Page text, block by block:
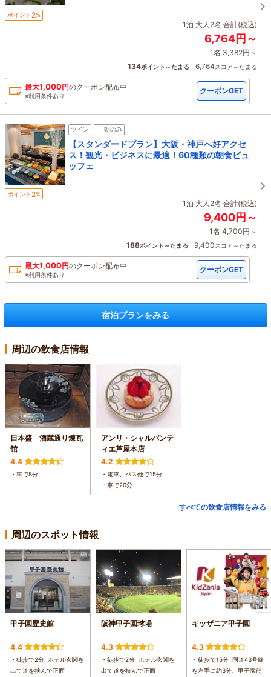
ポイント 2%
1泊 大人2名 合計(税込)
6,764円～
1名 3,382円～
134ポイント～たまる 6,764スコア～たまる
最大1,000円のクーポン配布中
※利用条件あり
クーポンGET
ツイン 朝のみ
【スタンダードプラン】大阪・神戸へ好アクセ
ス！観光・ビジネスに最適！60種類の朝食ビュ
ッフェ
ポイント 2%
1泊 大人2名 合計(税込)
9,400円～
1名 4,700円～
188ポイント～たまる 9,400スコア～たまる
最大1,000円のクーポン配布中
※利用条件あり
クーポンGET
宿泊プランをみる
周辺の飲食店情報
日本盛 酒蔵通り煉瓦
館
4.4
・車で8分
アンリ・シャルパンテ
ィエ芦屋本店
4.2
・電車、バス他で15分
・車で20分
すべての飲食店情報をみる
周辺のスポット情報
甲子園歴史館
4.4
・徒歩で2分 ホテル玄関を
出て道を挟んで正面
阪神甲子園球場
4.3
・徒歩で2分 ホテル玄関を
出て道を挟んで正面
キッザニア甲子園
4.3
・徒歩で15分 国道43号線
を左手に約3分、甲子園筋